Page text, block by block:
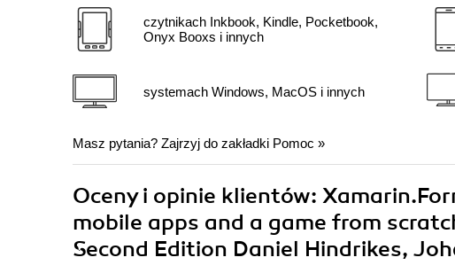
czytnikach Inkbook, Kindle, Pocketbook,
Onyx Booxs i innych
systemach Windows, MacOS i innych
Masz pytania? Zajrzyj do zakładki Pomoc »
Oceny i opinie klientów:
mobile apps and a game from
Second Edition Daniel Hindrikes,